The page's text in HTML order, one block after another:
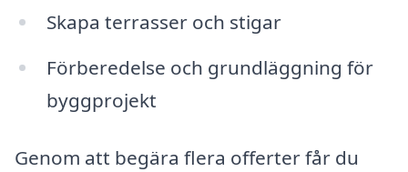
Skapa terrasser och stigar
Förberedelse och grundläggning för
byggprojekt
Genom att begära flera offerter får du